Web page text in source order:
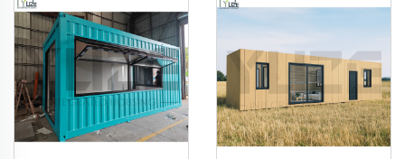
al Latte e Caffè